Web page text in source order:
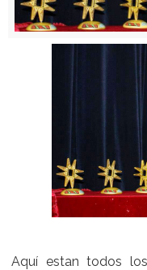
Aquí estan todos